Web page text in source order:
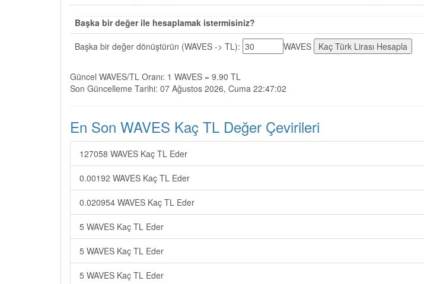
Başka bir değer ile hesaplamak istermisiniz?
Başka bir değer dönüştürün (WAVES -> TL):
WAVES
Güncel WAVES/TL Oranı: 1 WAVES = 9.90 TL
Son Güncelleme Tarihi: 07 Ağustos 2026, Cuma 22:47:02
En Son WAVES Kaç TL Değer Çevirileri
127058 WAVES Kaç TL Eder
0.00192 WAVES Kaç TL Eder
0.020954 WAVES Kaç TL Eder
5 WAVES Kaç TL Eder
5 WAVES Kaç TL Eder
5 WAVES Kaç TL Eder